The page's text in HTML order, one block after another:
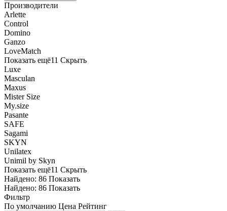
Производители
Arlette
Control
Domino
Ganzo
LoveMatch
Показать ещё11 Скрыть
Luxe
Masculan
Maxus
Mister Size
My.size
Pasante
SAFE
Sagami
SKYN
Unilatex
Unimil by Skyn
Показать ещё11 Скрыть
Найдено: 86 Показать
Найдено: 86 Показать
Фильтр
По умолчанию Цена Рейтинг